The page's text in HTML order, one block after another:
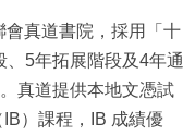
會真道書院，採用「十
5年拓展階段及4年通
真道提供本地文憑試
）課程，IB 成績優